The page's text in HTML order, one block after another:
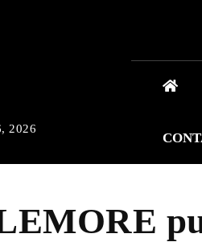
2026